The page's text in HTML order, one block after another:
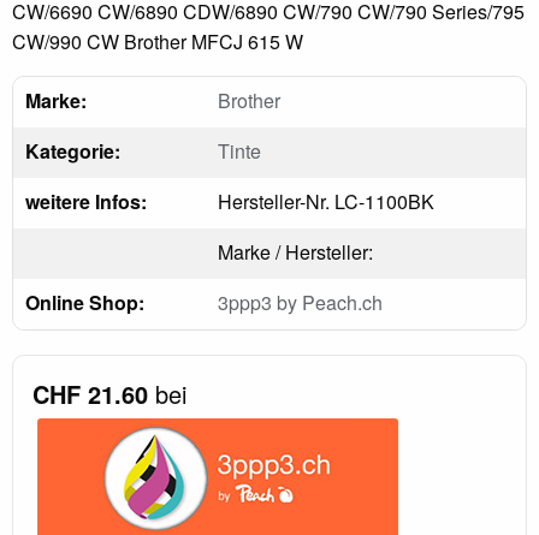
CW/6690 CW/6890 CDW/6890 CW/790 CW/790 Series/795
CW/990 CW Brother MFCJ 615 W
Marke:
Brother
Kategorie:
Tinte
weitere Infos:
Hersteller-Nr. LC-1100BK
Marke / Hersteller:
Online Shop:
3ppp3 by Peach.ch
CHF 21.60 bei